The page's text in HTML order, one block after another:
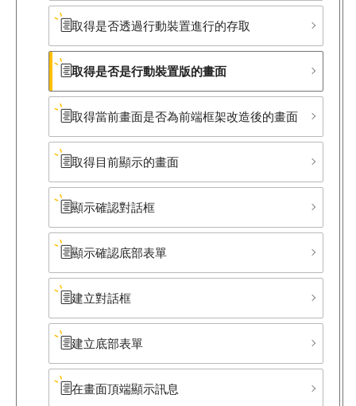
取得是否透過行動裝置進行的存取
取得是否是行動裝置版的畫面
取得當前畫面是否為前端框架改造後的畫面
取得目前顯示的畫面
顯示確認對話框
顯示確認底部​表單
建立對話框
建立底部​表單
在畫面頂端顯示訊息